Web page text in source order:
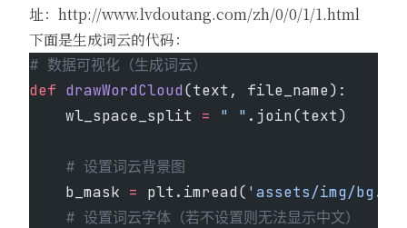
址： http://www.lvdoutang.com/zh/0/0/1/1.html
下面是生成词云的代码：
# 数据可视化（生成词云）
def drawWordCloud(text, file_name):
    wl_space_split
= " " .join(text)
    # 设置词云背景图
    b_mask
= plt.imread( 'assets/img/
    # 设置词云字体（若不设置则无法显示中文）